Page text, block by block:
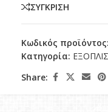
ΣΥΓΚΡΙΣΗ
Κωδικός προϊόντος:
Κατηγορία:
Share: